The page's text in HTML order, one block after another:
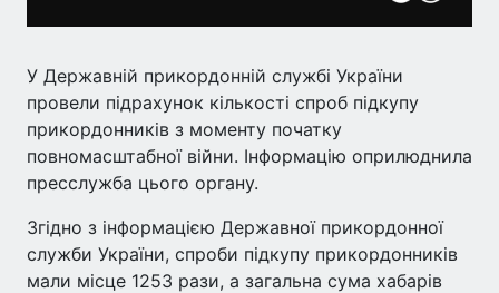
У Державній прикордонній службі України
провели підрахунок кількості спроб підкупу
прикордонників з моменту початку
повномасштабної війни. Інформацію оприлюднила
пресслужба цього органу.
Згідно з інформацією Державної прикордонної
служби України, спроби підкупу прикордонників
мали місце 1253 рази, а загальна сума хабарів